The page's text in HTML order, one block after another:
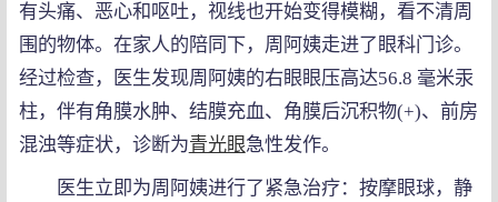
有头痛、恶心和呕吐，视线也开始变得模糊，看不清周
围的物体。在家人的陪同下，周阿姨走进了眼科门诊。
经过检查，医生发现周阿姨的右眼眼压高达56.8 毫米汞
柱，伴有角膜水肿、结膜充血、角膜后沉积物(+)、前房
混浊等症状，诊断为青光眼急性发作。
医生立即为周阿姨进行了紧急治疗：按摩眼球，静